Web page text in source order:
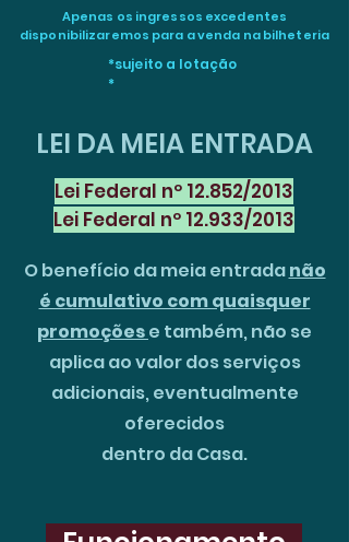
Apenas os ingressos excedentes
disponibilizaremos para a venda na bilheteria
*sujeito a lotação
*
LEI DA MEIA ENTRADA
Lei Federal nº 12.852/2013
Lei Federal nº 12.933/2013
O benefício da meia entradanão
é cumulativo com quaisquer
promoçõese também, não se
aplica ao valor dos serviços
adicionais, eventualmente
oferecidos
dentro da Casa.